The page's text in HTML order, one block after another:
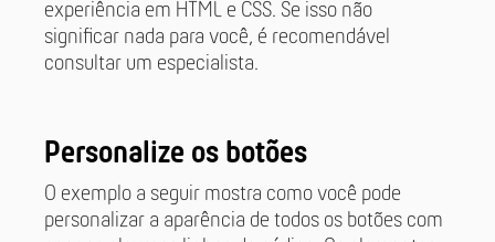
experiência em HTML e CSS. Se isso não
significar nada para você, é recomendável
consultar um especialista.
Personalize os botões
O exemplo a seguir mostra como você pode
personalizar a aparência de todos os botões com